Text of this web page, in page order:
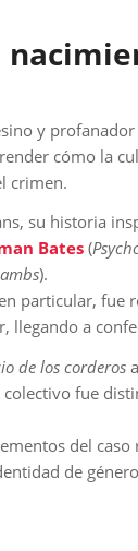
y
cómo la
crimen.
su historia
Bates (
).
particular, fue
llegando a
de los corderos
fue
del
de